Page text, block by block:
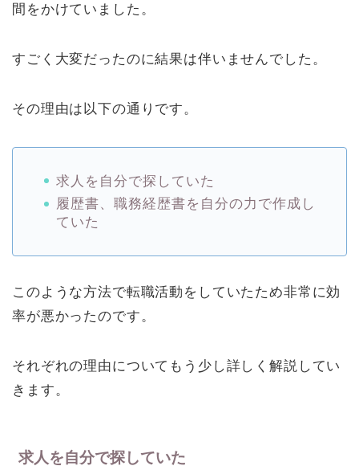
間をかけていました。
すごく大変だったのに結果は伴いませんでした。
その理由は以下の通りです。
求人を自分で探していた
履歴書、職務経歴書を自分の力で作成し
ていた
このような方法で転職活動をしていたため非常に効
率が悪かったのです。
それぞれの理由についてもう少し詳しく解説してい
きます。
求人を自分で探していた